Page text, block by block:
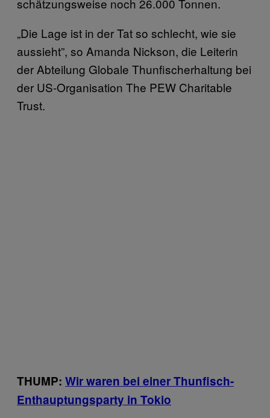
schätzungsweise noch 26.000 Tonnen.
„Die Lage ist in der Tat so schlecht, wie sie
aussieht”, so Amanda Nickson, die Leiterin
der Abteilung Globale Thunfischerhaltung bei
der US-Organisation The PEW Charitable
Trust.
THUMP: Wir waren bei einer Thunfisch-
Enthauptungsparty in Tokio